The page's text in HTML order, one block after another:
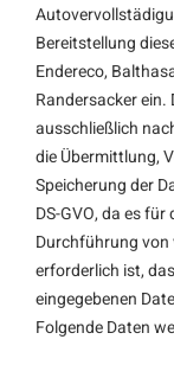
Bereitstellung
Endereco,
Randersacker ein.
ausschließlich
die Übermittlung,
Speicherung der
DS-GVO, da es
Durchführung
erforderlich ist,
eingegebenen
Folgende Daten